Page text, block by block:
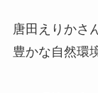
唐田えりかさ
豊かな自然環